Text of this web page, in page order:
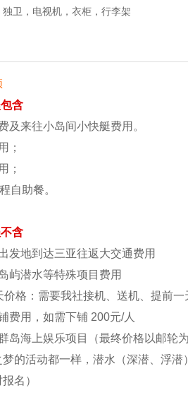
独卫，电视机，衣柜，行李架
含
及来往小岛间小快艇费用。
；
；
自助餐。
含
发地到达三亚往返大交通费用
屿潜水等特殊项目费用
价格：需要我社接机、送机、提前
费用，如需下铺 200元/人
岛海上娱乐项目（最终价格以邮轮
的活动都一样，潜水（深潜、浮
名）